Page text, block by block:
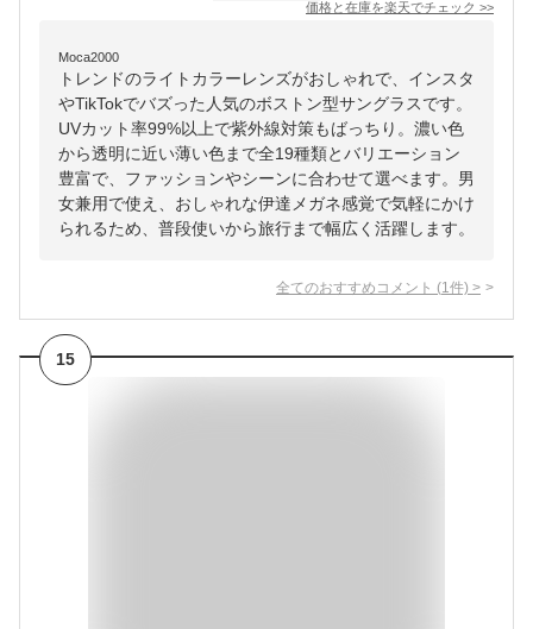
価格と在庫を楽天でチェック >>
Moca2000
トレンドのライトカラーレンズがおしゃれで、インスタ
やTikTokでバズった人気のボストン型サングラスです。
UVカット率99%以上で紫外線対策もばっちり。濃い色
から透明に近い薄い色まで全19種類とバリエーション
豊富で、ファッションやシーンに合わせて選べます。男
女兼用で使え、おしゃれな伊達メガネ感覚で気軽にかけ
られるため、普段使いから旅行まで幅広く活躍します。
全てのおすすめコメント (1 件) >
15